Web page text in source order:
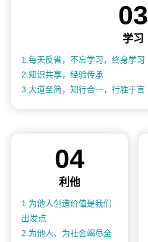
03
学习
1.每天反省，不忘学习，终身学习
2.知识共享，经验传承
3.大道至简，知行合一，行胜于言
04
利他
1.为他人创造价值是我们
出发点
2.为他人、为社会竭尽全